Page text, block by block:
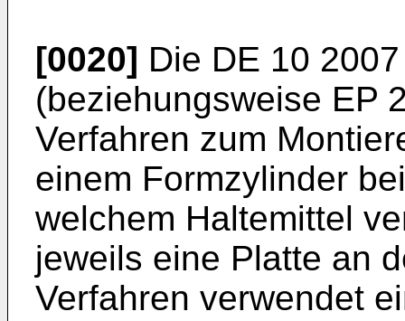
[0020] Die DE 10
(beziehungsweise EP
Verfahren zum
einem Formzylinder
welchem Haltemittel
jeweils eine Platte an
Verfahren verwendet